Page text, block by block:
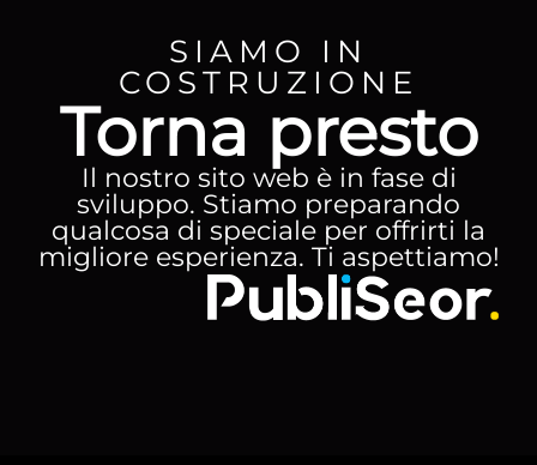
SIAMO IN
COSTRUZIONE
Torna presto
Il nostro sito web è in fase di
sviluppo. Stiamo preparando
qualcosa di speciale per offrirti la
migliore esperienza. Ti aspettiamo!